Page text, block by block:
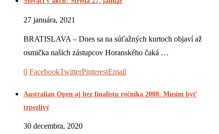
27 januára, 2021
BRATISLAVA – Dnes sa na súťažných kurtoch objaví až
osmička našich zástupcov Horanského čaká …
0 FacebookTwitterPinterestEmail
Australian Open aj bez finalistu ročníka 2008: Musím byť
trpezlivý
30 decembra, 2020